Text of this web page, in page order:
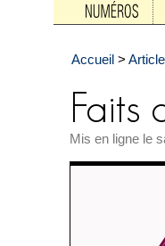
Accueil >
Mis en ligne le